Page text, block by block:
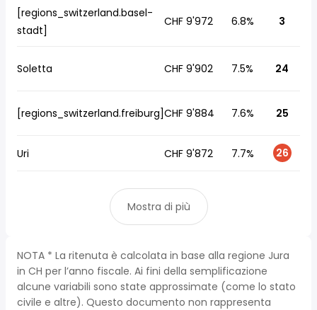
[regions_switzerland.basel-
stadt]
CHF 9'972 6.8% 3
Soletta CHF 9'902 7.5% 24
[regions_switzerland.freiburg]CHF 9'884 7.6% 25
Uri CHF 9'872 7.7% 26
Mostra di più
NOTA * La ritenuta è calcolata in base alla regione Jura
in CH per l’anno fiscale. Ai fini della semplificazione
alcune variabili sono state approssimate (come lo stato
civile e altre). Questo documento non rappresenta